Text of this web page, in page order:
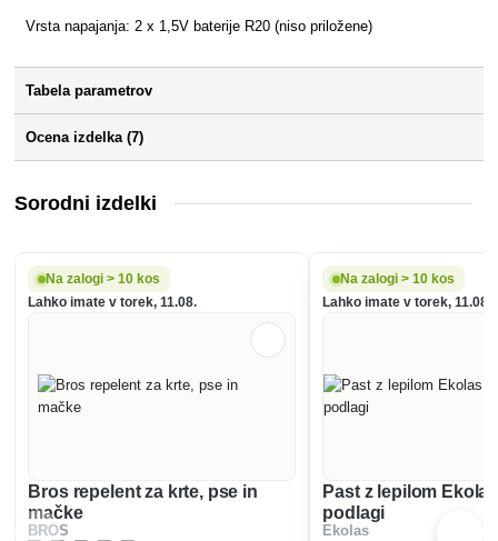
Vrsta napajanja: 2 x 1,5V baterije R20 (niso priložene)
Tabela parametrov
Ocena izdelka (7)
Sorodni izdelki
Na zalogi > 10 kos
Lahko imate v torek, 11.08.
Bros repelent za krte, pse in
mačke
BROS
Na zalogi > 10 kos
Lahko imate v torek, 11.08.
Past z lepilom
podlagi
Ekolas